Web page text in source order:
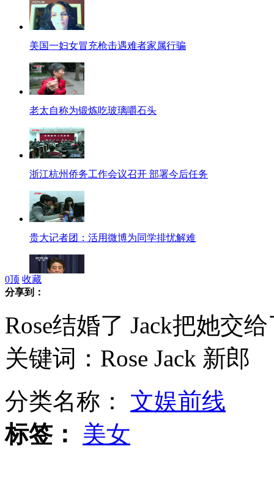
美国一妇女冒充枪击遇难者家属行骗
老太自称为锻炼吃玻璃嚼石头
浙江杭州侨务工作会议召开 部署今后任务
贵大记者团：活用微博为同学排忧解难
英国"卖鱼哥"被遣返回巴基斯坦
西班牙地铁工人举行局部罢工
0顶 收藏
分享到：
Rose结婚了 Jack把她交
关键词：Rose Jack 新郎
分类名称： 文娱前线
标签：
美女